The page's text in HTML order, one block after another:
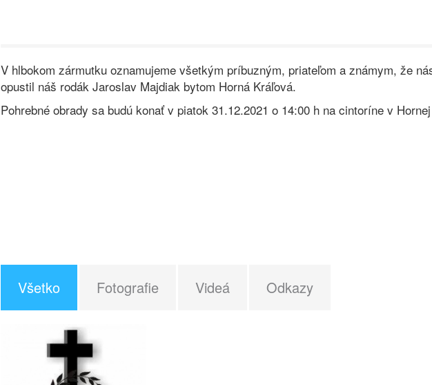
V hlbokom zármutku oznamujeme všetkým príbuzným, priateľom a známym, že
opustil náš rodák Jaroslav Majdiak bytom Horná Kráľová.
Pohrebné obrady sa budú konať v piatok 31.12.2021 o 14:00 h na cintoríne v
Všetko Fotografie Videá Odkazy